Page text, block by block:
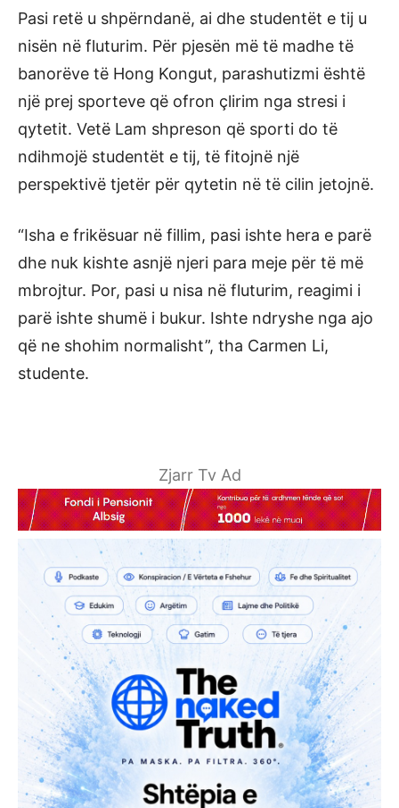
Pasi retë u shpërndanë, ai dhe studentët e tij u
nisën në fluturim. Për pjesën më të madhe të
banorëve të Hong Kongut, parashutizmi është
një prej sporteve që ofron çlirim nga stresi i
qytetit. Vetë Lam shpreson që sporti do të
ndihmojë studentët e tij, të fitojnë një
perspektivë tjetër për qytetin në të cilin jetojnë.
“Isha e frikësuar në fillim, pasi ishte hera e parë
dhe nuk kishte asnjë njeri para meje për të më
mbrojtur. Por, pasi u nisa në fluturim, reagimi i
parë ishte shumë i bukur. Ishte ndryshe nga ajo
që ne shohim normalisht”, tha Carmen Li,
studente.
Zjarr Tv Ad